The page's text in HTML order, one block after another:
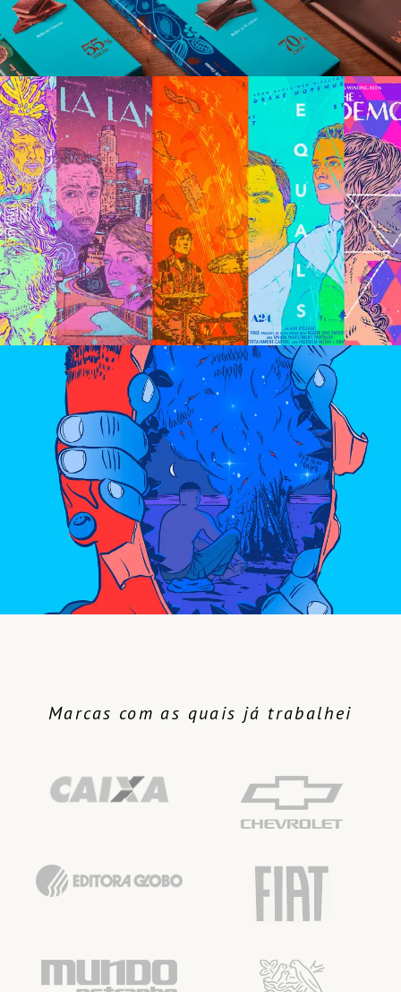
Marcas com as quais já trabalhei